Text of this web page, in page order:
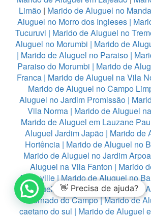
Limão | Marido de Aluguel no
Aluguel no Morro dos Ingleses |
Tucuruvi | Marido de Aluguel no
Aluguel no Morumbi | Marido de
| Marido de Aluguel no Paraiso|
Paraiso do Morumbi | Marido de
Franca | Marido de Aluguel na Vila
Marido de Aluguel no Campo
Aluguel no Jardim Promissão|
Vila Norma | Marido de Aluguel
Marido de Aluguel em Lauzane
Aluguel Jardim Japão| Marido de
Hortência | Marido de Aluguel no
Marido de Aluguel no Jardim
Aluguel na Vila Fanton | Marido
Alphaville|Marido de Aluguel no
Aluguel em Diadema |Marido de
Bernado do Campo|Marido de
caetano do sul | Marido de Aluguel
👋 Precisa de ajuda?